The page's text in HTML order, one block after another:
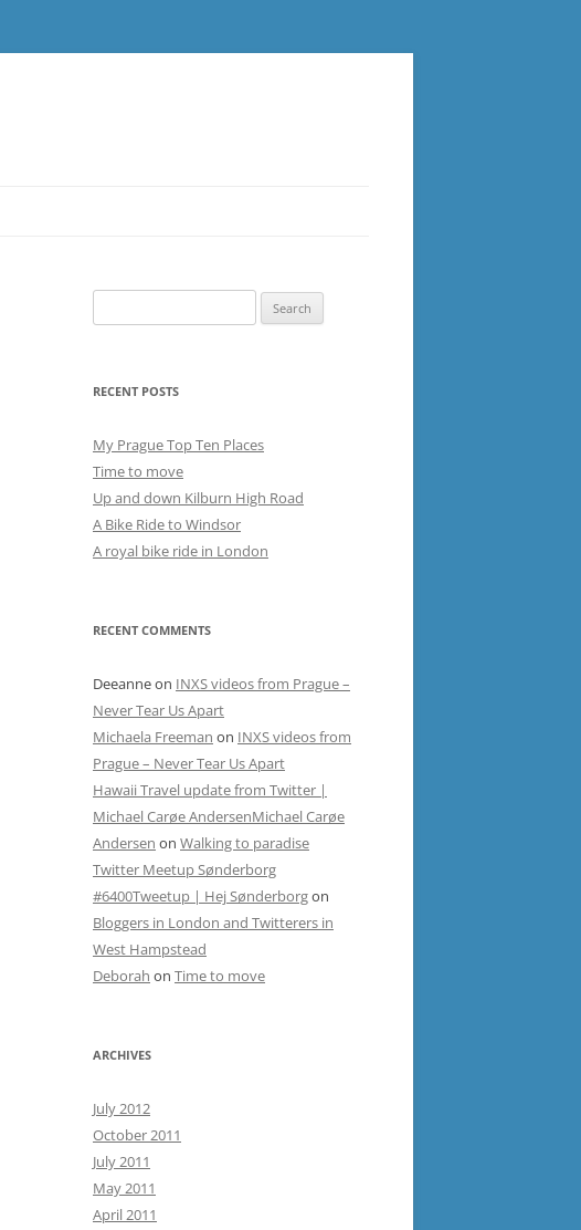
for:
RECENT POSTS
My Prague Top Ten Places
Time to move
Up and down Kilburn High Road
A Bike Ride to Windsor
A royal bike ride in London
RECENT COMMENTS
Deeanneon INXS videos from Prague –
Never Tear Us Apart
Michaela Freeman on INXS videos from
Prague – Never Tear Us Apart
Hawaii Travel update from Twitter |
Michael Carøe AndersenMichael Carøe
Andersen on Walking to paradise
Twitter Meetup Sønderborg
#6400Tweetup | Hej Sønderborgon
Bloggers in London and Twitterers in
West Hampstead
Deborah on Time to move
ARCHIVES
July 2012
October 2011
July 2011
May 2011
April 2011